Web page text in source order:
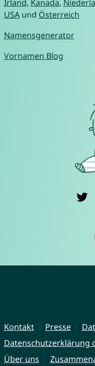
Irland, Kanada,
USAund Österreich
Namensgenerator
Vornamen Blog
Kontakt Presse
Datenschutzerklärung
Über uns